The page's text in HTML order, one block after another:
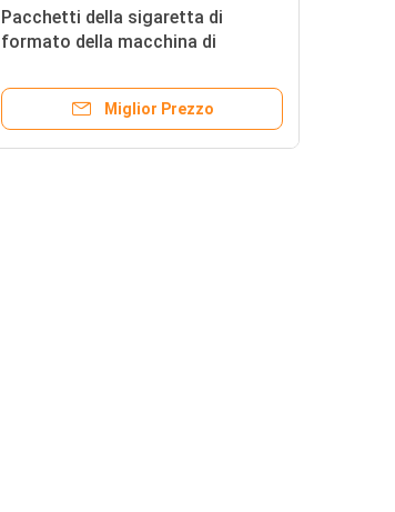
Pacchetti della sigaretta di
formato della macchina di
piccoli stampano l'ispezione
Miglior Prezzo